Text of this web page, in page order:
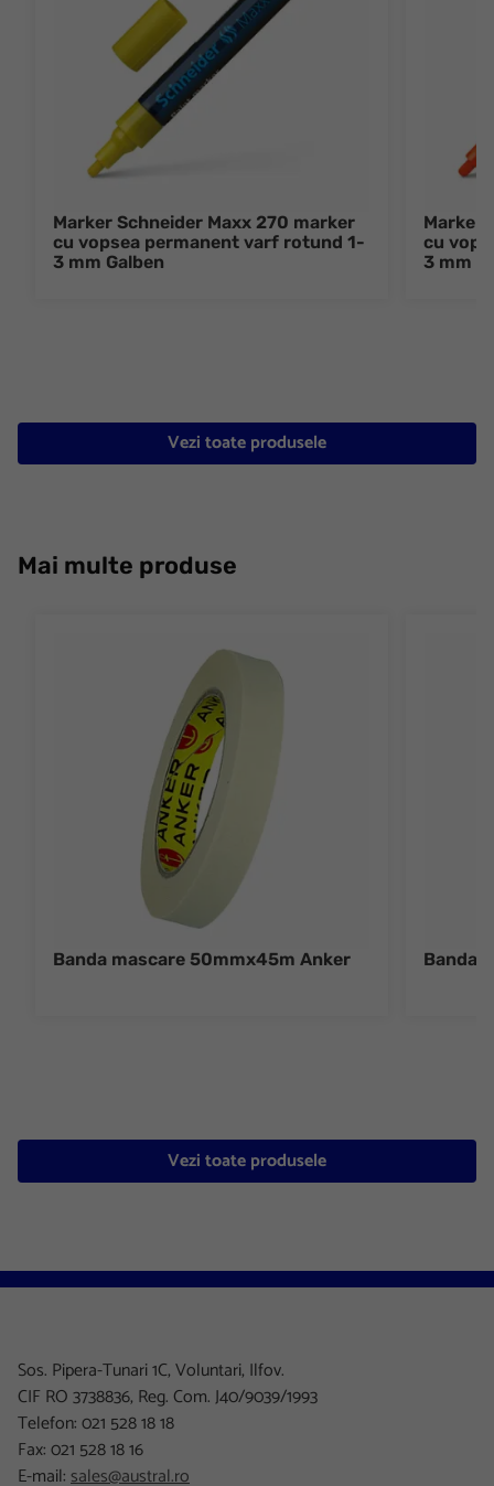
Marker Schneider Maxx 270 marker
cu vopsea permanent varf rotund 1-
3 mm Galben
Marker
cu
3 mm
Vezi toate produsele
Mai multe produse
Banda mascare 50mmx45m Anker Banda
Vezi toate produsele
Sos. Pipera-Tunari 1C, Voluntari, Ilfov.
CIF RO 3738836, Reg. Com. J40/9039/1993
Telefon: 021 528 18 18
Fax: 021 528 18 16
E-mail:sales@austral.ro